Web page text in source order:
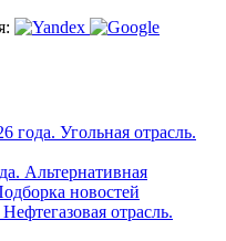
года. Угольная отрасль.
Альтернативная
новостей
отрасль.